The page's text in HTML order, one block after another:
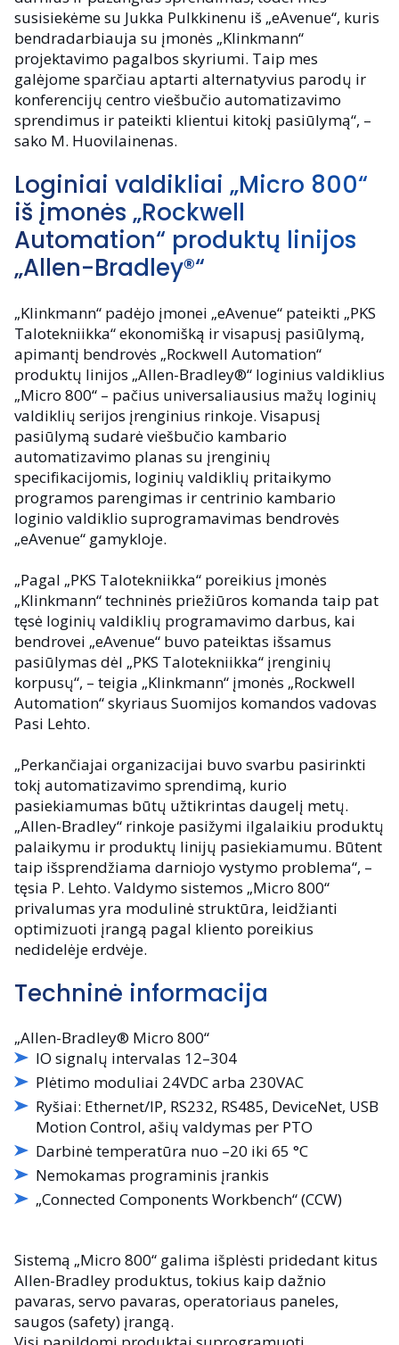
susisiekėme su Jukka Pulkkinenu iš „eAvenue“, kuris
bendradarbiauja su įmonės „Klinkmann“
projektavimo pagalbos skyriumi. Taip mes
galėjome sparčiau aptarti alternatyvius parodų ir
konferencijų centro viešbučio automatizavimo
sprendimus ir pateikti klientui kitokį pasiūlymą“, –
sako M. Huovilainenas.
Loginiai valdikliai „Micro 800“
iš įmonės „Rockwell
Automation“ produktų linijos
„Allen-Bradley®“
„Klinkmann“ padėjo įmonei „eAvenue“ pateikti „PKS
Talotekniikka“ ekonomišką ir visapusį pasiūlymą,
apimantį bendrovės „Rockwell Automation“
produktų linijos „Allen-Bradley®“ loginius valdiklius
„Micro 800“ – pačius universaliausius mažų loginių
valdiklių serijos įrenginius rinkoje. Visapusį
pasiūlymą sudarė viešbučio kambario
automatizavimo planas su įrenginių
specifikacijomis, loginių valdiklių pritaikymo
programos parengimas ir centrinio kambario
loginio valdiklio suprogramavimas bendrovės
„eAvenue“ gamykloje.
„Pagal „PKS Talotekniikka“ poreikius įmonės
„Klinkmann“ techninės priežiūros komanda taip pat
tęsė loginių valdiklių programavimo darbus, kai
bendrovei „eAvenue“ buvo pateiktas išsamus
pasiūlymas dėl „PKS Talotekniikka“ įrenginių
korpusų“, – teigia „Klinkmann“ įmonės „Rockwell
Automation“ skyriaus Suomijos komandos vadovas
Pasi Lehto.
„Perkančiajai organizacijai buvo svarbu pasirinkti
tokį automatizavimo sprendimą, kurio
pasiekiamumas būtų užtikrintas daugelį metų.
„Allen-Bradley“ rinkoje pasižymi ilgalaikiu produktų
palaikymu ir produktų linijų pasiekiamumu. Būtent
taip išsprendžiama darniojo vystymo problema“, –
tęsia P. Lehto. Valdymo sistemos „Micro 800“
privalumas yra modulinė struktūra, leidžianti
optimizuoti įrangą pagal kliento poreikius
nedidelėje erdvėje.
Techninė informacija
„Allen-Bradley® Micro 800“
IO signalų intervalas 12–304
Plėtimo moduliai 24VDC arba 230VAC
Ryšiai: Ethernet/IP, RS232, RS485, DeviceNet, USB
Motion Control, ašių valdymas per PTO
Darbinė temperatūra nuo –20 iki 65 °C
Nemokamas programinis įrankis
„Connected Components Workbench“ (CCW)
Sistemą „Micro 800“ galima išplėsti pridedant kitus
Allen-Bradley produktus, tokius kaip dažnio
pavaras, servo pavaras, operatoriaus paneles,
saugos (safety) įrangą.